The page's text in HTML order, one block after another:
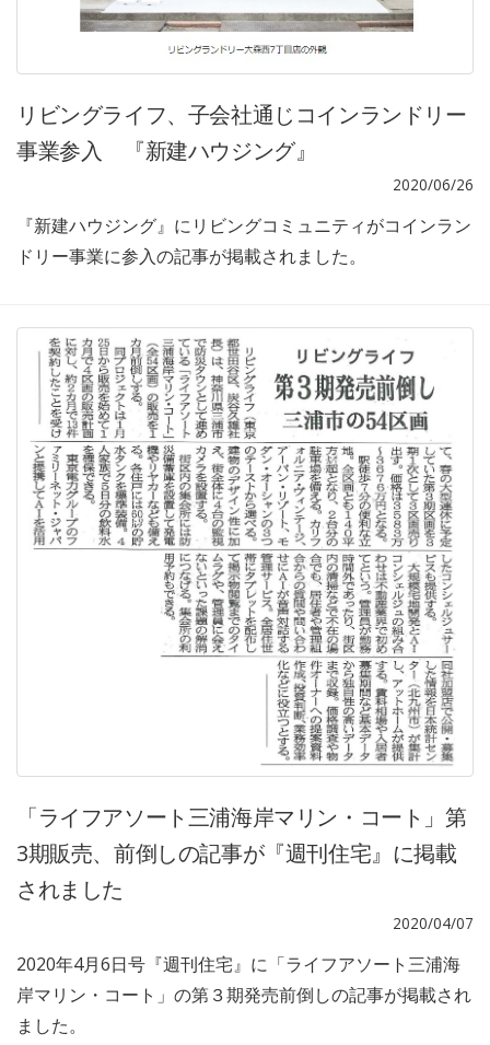
リビングライフ、子会社通じコインランドリー
事業参入 『新建ハウジング』
2020/06/26
『新建ハウジング』にリビングコミュニティがコインラン
ドリー事業に参入の記事が掲載されました。
「ライフアソート三浦海岸マリン・コート」第
3期販売、前倒しの記事が『週刊住宅』に掲載
されました
2020/04/07
2020年4月6日号『週刊住宅』に「ライフアソート三浦海
岸マリン・コート」の第３期発売前倒しの記事が掲載され
ました。